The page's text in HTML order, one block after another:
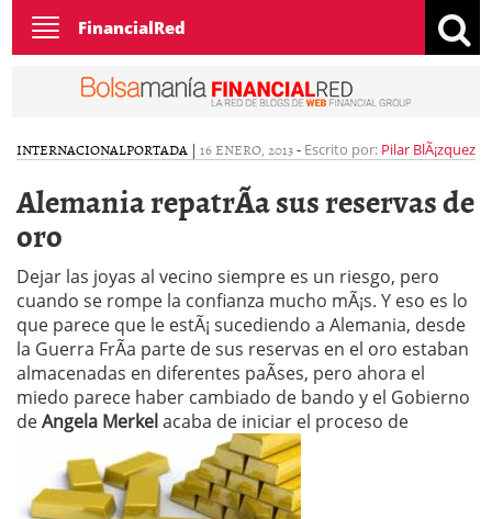
Toggle
navigation
FinancialRed
INTERNACIONALPORTADA | 16 ENERO, 2013- Escrito por: Pilar BlÃ¡zquez
Alemania repatrÃ­a sus reservas de
oro
Dejar las joyas al vecino siempre es un riesgo, pero
cuando se rompe la confianza mucho mÃ¡s. Y eso es lo
que parece que le estÃ¡ sucediendo a Alemania, desde
la Guerra FrÃ­a parte de sus reservas en el oro estaban
almacenadas en diferentes paÃ­ses, pero ahora el
miedo parece haber cambiado de bando y el Gobierno
deAngela Merkelacaba de iniciar el proceso de